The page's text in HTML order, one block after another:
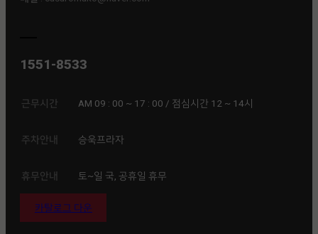
1551-8533
근무시간 AM 09 : 00 ~ 17 : 00 / 점심시간 12 ~ 14시
주차안내 승욱프라자
휴무안내 토~일 국, 공휴일 휴무
카탈로그 다운